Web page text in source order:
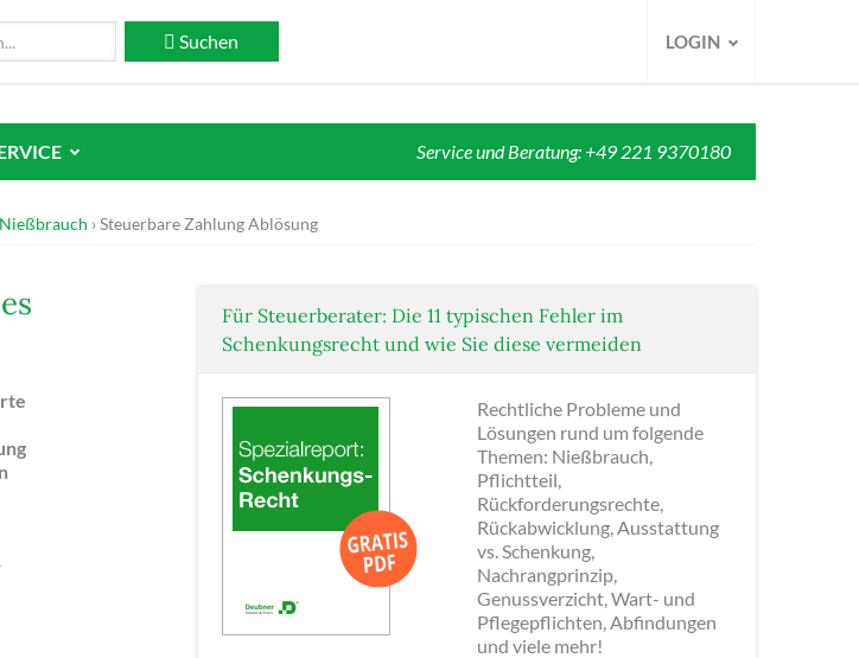
Suchen LOGIN
Service und Beratung: +49 221 9370180
Nießbrauch Steuerbare Zahlung Ablösung
Für Steuerberater: Die 11 typischen Fehler im
Schenkungsrecht und wie Sie diese vermeiden
Rechtliche Probleme und
Lösungen rund um folgende
Themen: Nießbrauch,
Pflichtteil,
Rückforderungsrechte,
Rückabwicklung, Ausstattung
vs. Schenkung,
Nachrangprinzip,
Genussverzicht, Wart- und
Pflegepflichten, Abfindungen
und viele mehr!